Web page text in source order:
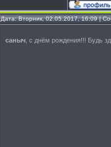
Дата: Вторник, 02.05.2017, 16:09 |
саныч , с днём рождения!!! Будь